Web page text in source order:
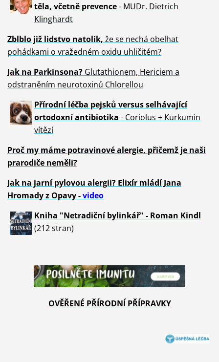
těla, včetně prevence- MUDr. Dietrich
Klinghardt
Zblblo již lidstvo natolik, že se nechá obelhat
pohádkami o vražedném oxidu uhličitém?
Jak na Parkinsona?Glutathionem, Hericiem a
odstraněním neurotoxinů Chlorellou
Přírodní léčba pejsků versus selhávající
ortodoxní antibiotika - Coriolus + Kurkumin
vítězí
Proč my máme potravinové alergie, přičemž je naši
prarodiče neměli?
Jak na jarní pylovou alergii? Elixír mládí Jana
Hromady z Opavy -video
Kniha "Netradiční bylinkář" - Roman Kindl
(212 stran)
OVĚŘENÉ PŘÍRODNÍ PŘÍPRAVKY